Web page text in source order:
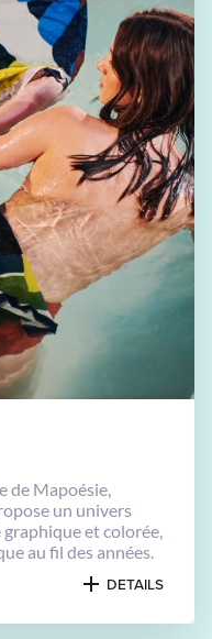
de Mapoésie,
un univers
et colorée,
au fil des années.
DETAILS